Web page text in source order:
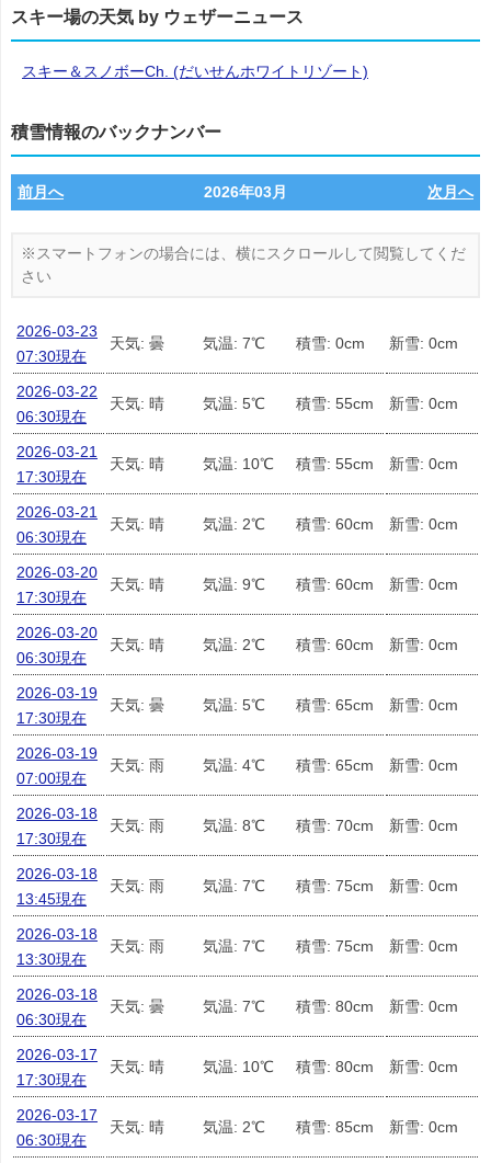
スキー場の天気 by ウェザーニュース
スキー＆スノボーCh. (だいせんホワイトリゾート)
積雪情報のバックナンバー
前月へ 2026年03月 次月へ
2026-03-23
07:30現在
天気: 曇 気温: 7℃ 積雪: 0cm 新雪: 0cm
2026-03-22
06:30現在
天気: 晴 気温: 5℃ 積雪: 55cm 新雪: 0cm
2026-03-21
17:30現在
天気: 晴 気温: 10℃ 積雪: 55cm 新雪: 0cm
2026-03-21
06:30現在
天気: 晴 気温: 2℃ 積雪: 60cm 新雪: 0cm
2026-03-20
17:30現在
天気: 晴 気温: 9℃ 積雪: 60cm 新雪: 0cm
2026-03-20
06:30現在
天気: 晴 気温: 2℃ 積雪: 60cm 新雪: 0cm
2026-03-19
17:30現在
天気: 曇 気温: 5℃ 積雪: 65cm 新雪: 0cm
2026-03-19
07:00現在
天気: 雨 気温: 4℃ 積雪: 65cm 新雪: 0cm
2026-03-18
17:30現在
天気: 雨 気温: 8℃ 積雪: 70cm 新雪: 0cm
2026-03-18
13:45現在
天気: 雨 気温: 7℃ 積雪: 75cm 新雪: 0cm
2026-03-18
13:30現在
天気: 雨 気温: 7℃ 積雪: 75cm 新雪: 0cm
2026-03-18
06:30現在
天気: 曇 気温: 7℃ 積雪: 80cm 新雪: 0cm
2026-03-17
17:30現在
天気: 晴 気温: 10℃ 積雪: 80cm 新雪: 0cm
2026-03-17
06:30現在
天気: 晴 気温: 2℃ 積雪: 85cm 新雪: 0cm